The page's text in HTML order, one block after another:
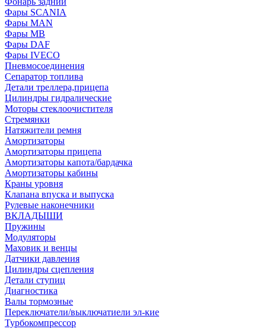
Фары SCANIA
Фары MAN
Фары MB
Фары DAF
Фары IVECO
Пневмосоединения
Сепаратор топлива
Детали треллера,прицепа
Цилиндры гидралические
Моторы стеклоочистителя
Стремянки
Натяжители ремня
Амортизаторы
Амортизаторы прицепа
Амортизаторы капота/бардачка
Амортизаторы кабины
Краны уровня
Клапана впуска и выпуска
Рулевые наконечники
ВКЛАДЫШИ
Пружины
Модуляторы
Маховик и венцы
Датчики давления
Цилиндры сцепления
Детали ступиц
Диагностика
Валы тормозные
Переключатели/выключатиели эл-кие
Турбокомпрессор